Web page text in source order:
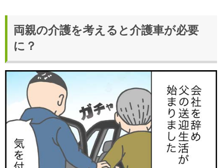
両親の介護を考えると介護車が必要
に？